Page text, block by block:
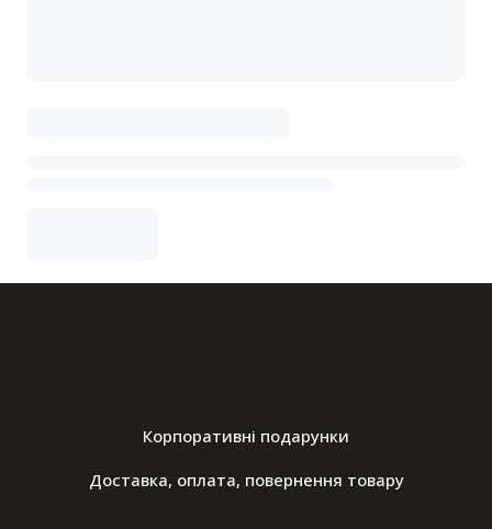
Корпоративні подарунки
Доставка, оплата, повернення товару